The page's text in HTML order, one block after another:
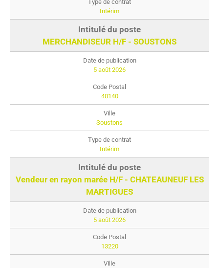
Intérim
MERCHANDISEUR H/F - SOUSTONS
5 août 2026
40140
Soustons
Intérim
Vendeur en rayon marée H/F - CHATEAUNEUF LES
MARTIGUES
5 août 2026
13220